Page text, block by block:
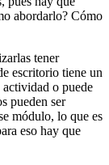
abordarlo? Cómo
tener
escritorio tiene un
actividad o puede
pueden ser
módulo, lo que es
eso hay que